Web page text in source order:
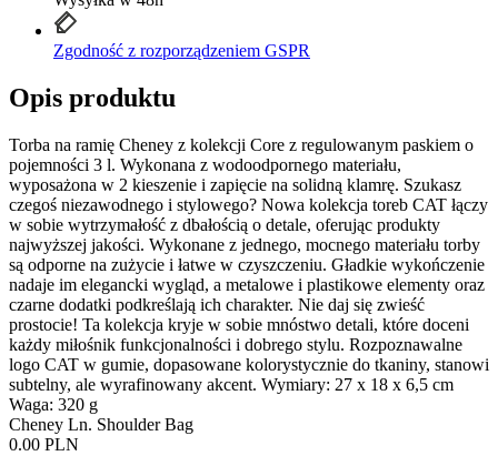
Zgodność z rozporządzeniem GSPR
Opis produktu
Torba na ramię Cheney z kolekcji Core z regulowanym paskiem o
pojemności 3 l. Wykonana z wodoodpornego materiału,
wyposażona w 2 kieszenie i zapięcie na solidną klamrę. Szukasz
czegoś niezawodnego i stylowego? Nowa kolekcja toreb CAT łączy
w sobie wytrzymałość z dbałością o detale, oferując produkty
najwyższej jakości. Wykonane z jednego, mocnego materiału torby
są odporne na zużycie i łatwe w czyszczeniu. Gładkie wykończenie
nadaje im elegancki wygląd, a metalowe i plastikowe elementy oraz
czarne dodatki podkreślają ich charakter. Nie daj się zwieść
prostocie! Ta kolekcja kryje w sobie mnóstwo detali, które doceni
każdy miłośnik funkcjonalności i dobrego stylu. Rozpoznawalne
logo CAT w gumie, dopasowane kolorystycznie do tkaniny, stanowi
subtelny, ale wyrafinowany akcent. Wymiary: 27 x 18 x 6,5 cm
Waga: 320 g
Cheney Ln. Shoulder Bag
0.00 PLN